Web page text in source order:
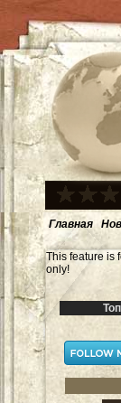
Главная
This feature is
only!